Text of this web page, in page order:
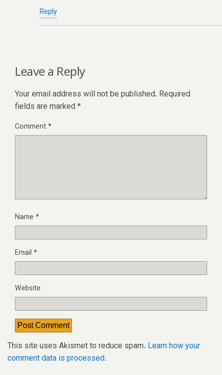
Reply
Leave a Reply
Your email address will not be published. Required
fields are marked *
Comment*
Name *
Email *
Website
This site uses Akismet to reduce spam. Learn how your
comment data is processed.